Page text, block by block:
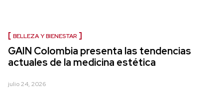
BELLEZA Y BIENESTAR
GAIN Colombia presenta las tendencias
actuales de la medicina estética
julio 24, 2026